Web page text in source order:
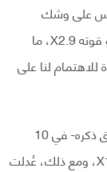
على وشك
الظهور، وأطلقت انفجارًا شمسيًا أيضًا في 15 مايو قوته X2.9، ما
للاهتمام لنا على
سجل أحدث انفجار شمسي أقوى من X8.7 -السابق ذكره- في 10
سبتمبر من عام 2017، وسجل قوة مقدارها X11.88، ومع ذلك، عُدلت